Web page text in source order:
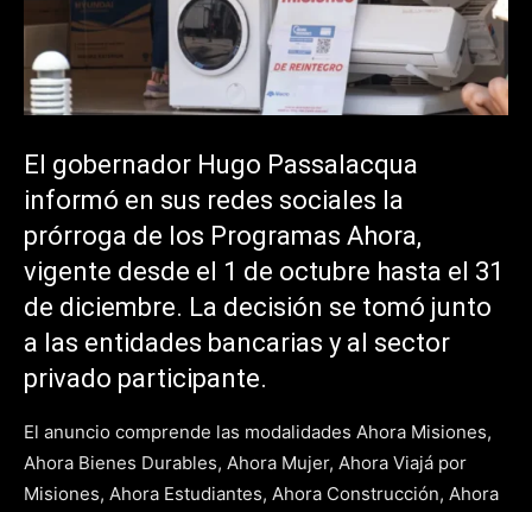
El gobernador Hugo Passalacqua
informó en sus redes sociales la
prórroga de los Programas Ahora,
vigente desde el 1 de octubre hasta el 31
de diciembre. La decisión se tomó junto
a las entidades bancarias y al sector
privado participante.
El anuncio comprende las modalidades Ahora Misiones,
Ahora Bienes Durables, Ahora Mujer, Ahora Viajá por
Misiones, Ahora Estudiantes, Ahora Construcción, Ahora